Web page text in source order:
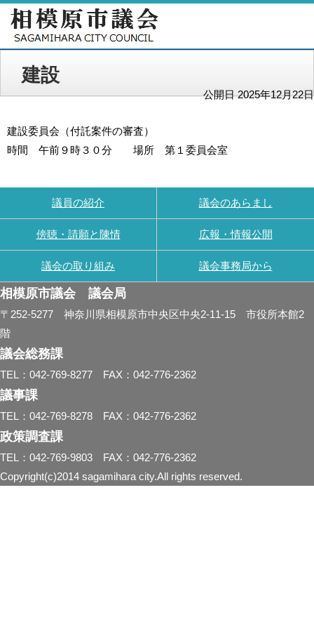
建設
公開日 2025年12月22日
建設委員会（付託案件の審査）
時間 午前９時３０分 場所 第１委員会室
議員の紹介 議会のあらまし
傍聴・請願と陳情 広報・情報公開
議会の取り組み 議会事務局から
相模原市議会 議会局
〒252-5277 神奈川県相模原市中央区中央2-11-15 市役所本館2
階
議会総務課
TEL：042-769-8277 FAX：042-776-2362
議事課
TEL：042-769-8278 FAX：042-776-2362
政策調査課
TEL：042-769-9803 FAX：042-776-2362
Copyright(c)2014 sagamihara city.All rights reserved.